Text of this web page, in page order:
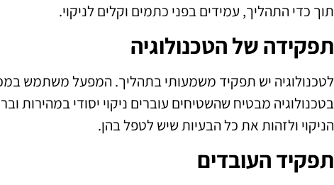
תוך כדי התהליך, עמידים בפני כתמים וקלים לניקוי.
תפקידה של הטכנולוגיה
לטכנולוגיה יש תפקיד משמעותי בתהליך. המפעל משתמש
בטכנולוגיה מבטיח שהשטיחים עוברים ניקוי יסודי
הניקוי ולזהות את כל הבעיות שיש לטפל בהן.
תפקיד העובדים